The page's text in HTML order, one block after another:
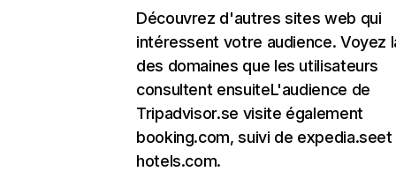
Découvrez d'autres sites web qui
intéressent votre audience. Voyez
des domaines que les utilisateurs
consultent ensuiteL'audience de
Tripadvisor.se visite également
booking.com, suivi de expedia.seet
hotels.com.